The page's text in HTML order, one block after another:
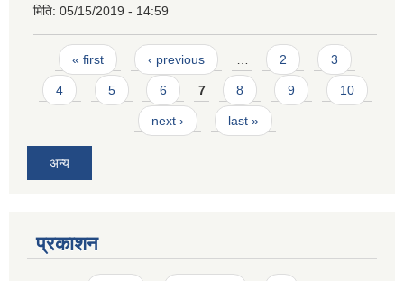
मिति: 05/15/2019 - 14:59
Pages
« first ‹ previous … 2 3
4 5 6 7 8 9 10
next › last »
अन्य
प्रकाशन